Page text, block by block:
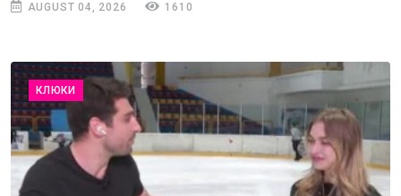
AUGUST 04, 2026 1610
КЛЮКИ